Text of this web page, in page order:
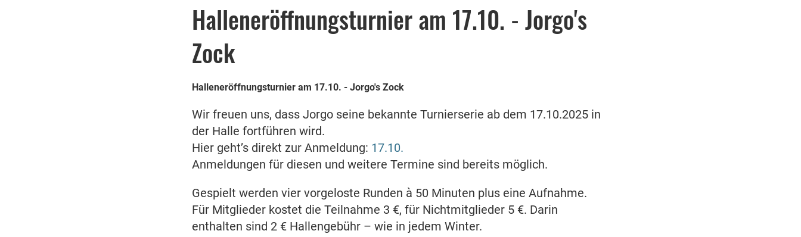
Halleneröffnungsturnier am 17.10. - Jorgo's
Zock
Halleneröffnungsturnier am 17.10. - Jorgo's Zock
Wir freuen uns, dass Jorgo seine bekannte Turnierserie ab dem 17.10.2025 in
der Halle fortführen wird.
Hier geht’s direkt zur Anmeldung: 17.10.
Anmeldungen für diesen und weitere Termine sind bereits möglich.
Gespielt werden vier vorgeloste Runden à 50 Minuten plus eine Aufnahme.
Für Mitglieder kostet die Teilnahme 3 €, für Nichtmitglieder 5 €. Darin
enthalten sind 2 € Hallengebühr – wie in jedem Winter.